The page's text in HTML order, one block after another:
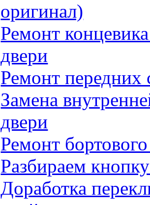
оригинал)
Ремонт
двери
Ремонт передних
Замена
двери
Ремонт
Разбираем
Доработка